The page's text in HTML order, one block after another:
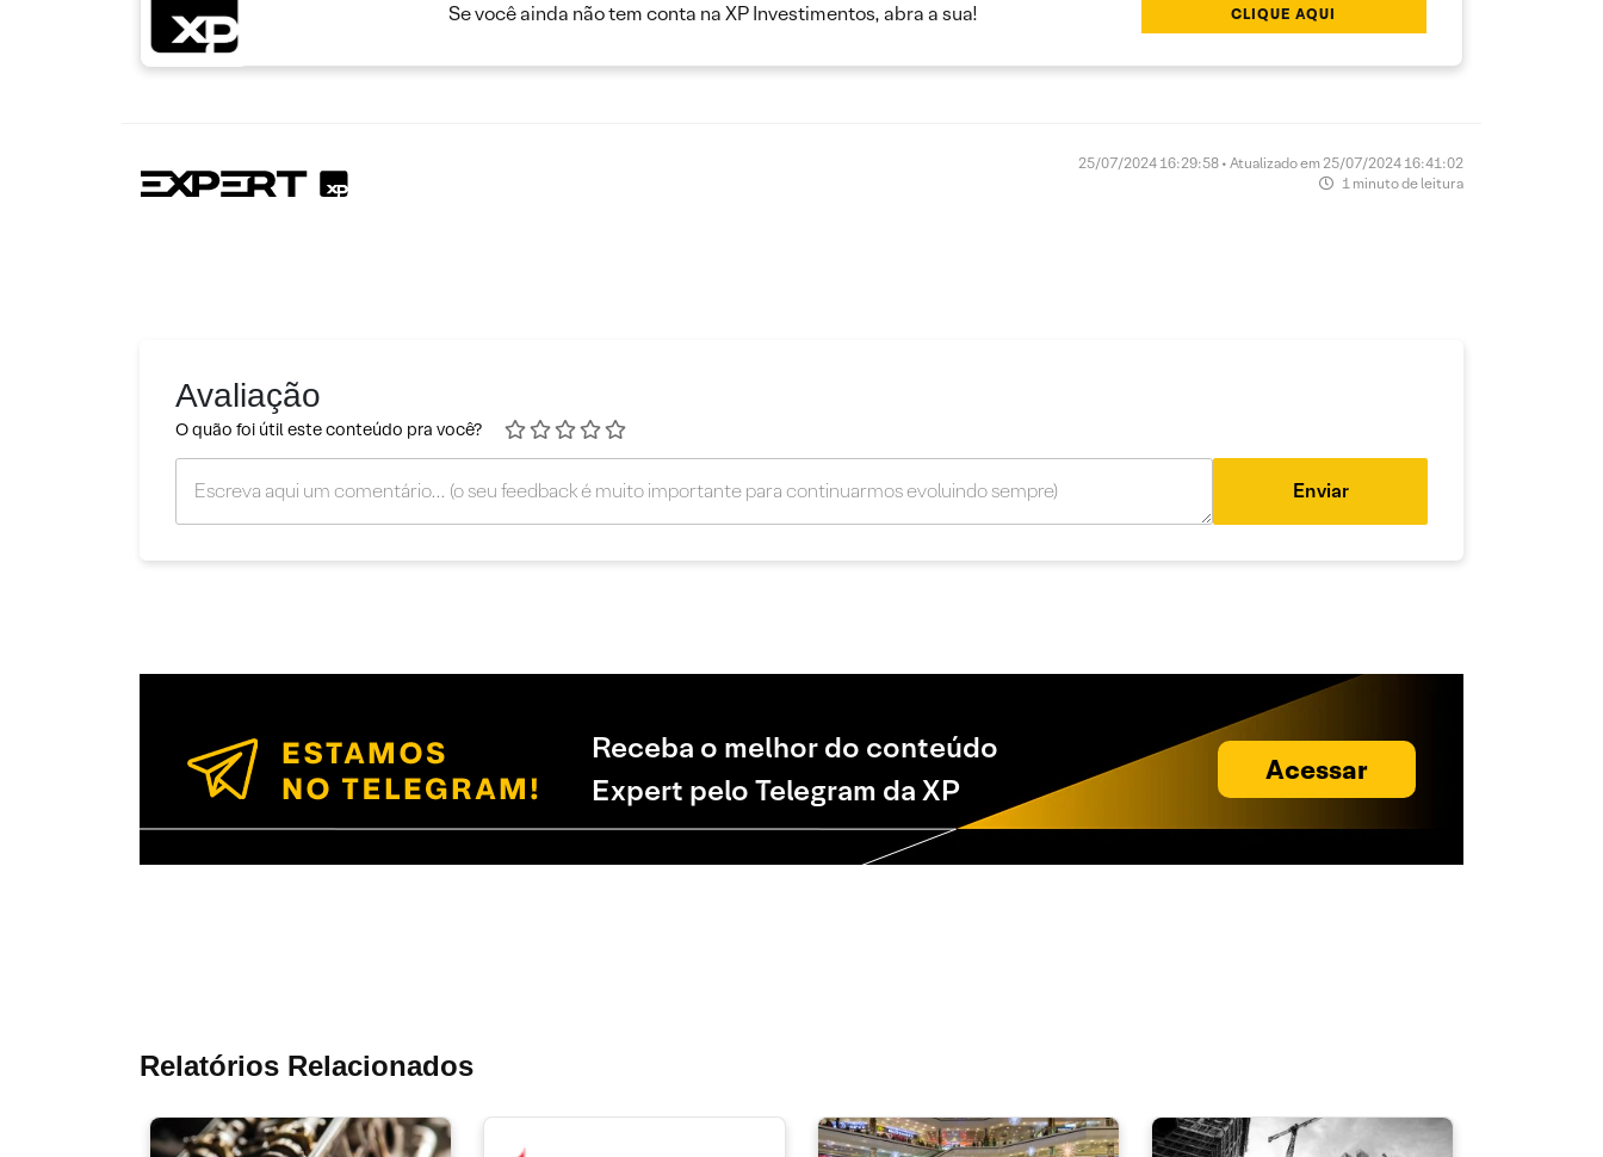
Se você ainda não tem conta na XP Investimentos, abra a sua! CLIQUE AQUI
25/07/2024 16:29:58 • Atualizado em 25/07/2024 16:41:02
1 minuto de leitura
Avaliação
O quão foi útil este conteúdo pra você?
Enviar
Receba o melhor do conteúdo
Expert pelo Telegram da XP
Acessar
Relatórios Relacionados